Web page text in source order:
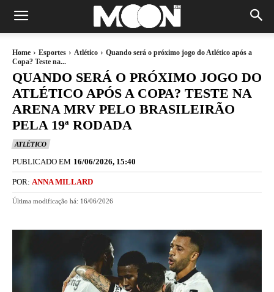
Home Esportes Atlético
Quando será o próximo jogo do Atlético após a
Copa? Teste na...
QUANDO SERÁ O PRÓXIMO JOGO DO
ATLÉTICO APÓS A COPA? TESTE NA
ARENA MRV PELO BRASILEIRÃO
PELA 19ª RODADA
ATLÉTICO
PUBLICADO EM 16/06/2026, 15:40
POR: ANNA MILLARD
Última modificação há: 16/06/2026